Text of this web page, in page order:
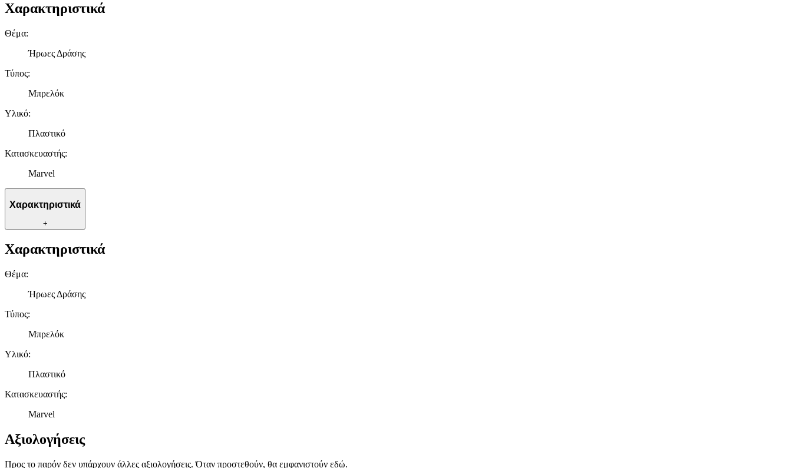
Χαρακτηριστικά
Θέμα:
Ήρωες Δράσης
Τύπος:
Μπρελόκ
Υλικό:
Πλαστικό
Κατασκευαστής:
Marvel
Χαρακτηριστικά
+
Χαρακτηριστικά
Θέμα:
Ήρωες Δράσης
Τύπος:
Μπρελόκ
Υλικό:
Πλαστικό
Κατασκευαστής:
Marvel
Αξιολογήσεις
Προς το παρόν δεν υπάρχουν άλλες αξιολογήσεις. Όταν προστεθούν, θα εμφανιστούν εδώ.